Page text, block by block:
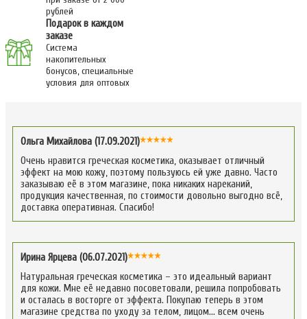
рублей
Подарок в каждом
заказе
Система
накопительных
бонусов, специальные
условия для оптовых
Ольга Михайлова (17.09.2021)
Очень нравится греческая косметика, оказывает отличный
эффект на мою кожу, поэтому пользуюсь ей уже давно. Часто
заказываю её в этом магазине, пока никаких нареканий,
продукция качественная, по стоимости довольно выгодно всё,
доставка оперативная. Спасибо!
Ирина Ярцева (06.07.2021)
Натуральная греческая косметика – это идеальный вариант
для кожи. Мне её недавно посоветовали, решила попробовать
и осталась в восторге от эффекта. Покупаю теперь в этом
магазине средства по уходу за телом, лицом… всем очень